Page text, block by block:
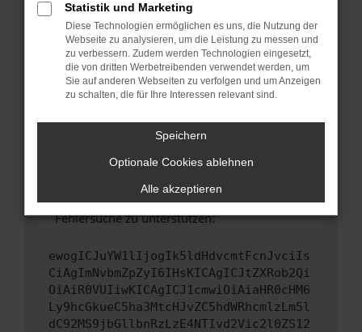
Betriebssystem auf dem neuesten Stand
sind.
Veraltete Software birgt nicht nur ein
Sicherheitsrisiko, sondern kann auch dazu
führen, dass bestimmte Funktionen nicht mehr
unterstützt werden.
Wende dich an den Webseitenbetreiber.
Wenn du alle oben genannten Schritte versucht
hast, kontaktiere uns bitte. Wir werden
versuchen, das Problem zu beheben. Du kannst
uns diesen Text schicken, um uns bei der
Fehlersuche zu unterstützen:
ewogICJuYW1lIjogIk5ldHdvcmtFcnJvciIs
CiAgImNvbmZpZyI6IHsKICAgICJtZXRob2Qi
OiAiR0VUIiwKICAgICJ1cmwiOiAiaHR0cHM6
Ly9hcGkueC5ha3MtcHJvZC5hdWRhcmlzLm5l
dC92MS9jbGllbnRzLzE4NTIvd2Vic2l0ZS12
Statistik und Marketing
Diese Technologien ermöglichen es uns, die Nutzung der
Webseite zu analysieren, um die Leistung zu messen und
zu verbessern. Zudem werden Technologien eingesetzt,
die von dritten Werbetreibenden verwendet werden, um
Sie auf anderen Webseiten zu verfolgen und um Anzeigen
zu schalten, die für Ihre Interessen relevant sind.
Speichern
Optionale Cookies ablehnen
Alle akzeptieren